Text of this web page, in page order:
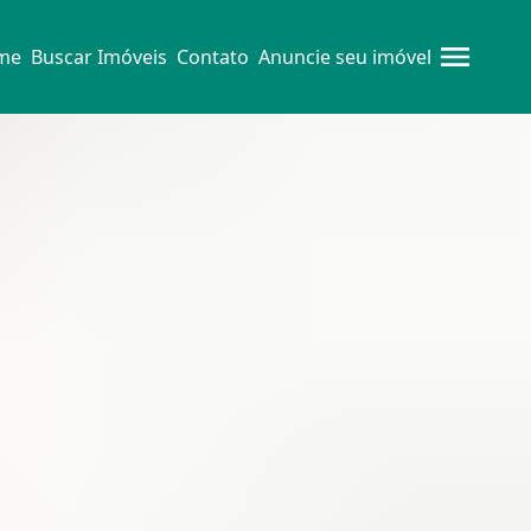
Buscar Imóveis Contato Anuncie seu imóvel